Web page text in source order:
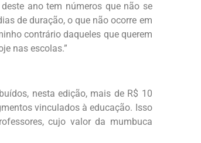
ano tem números que não se
de duração, o que não ocorre em
contrário daqueles que querem
nas escolas.”
nesta edição, mais de R$ 10
vinculados à educação. Isso
cujo valor da mumbuca